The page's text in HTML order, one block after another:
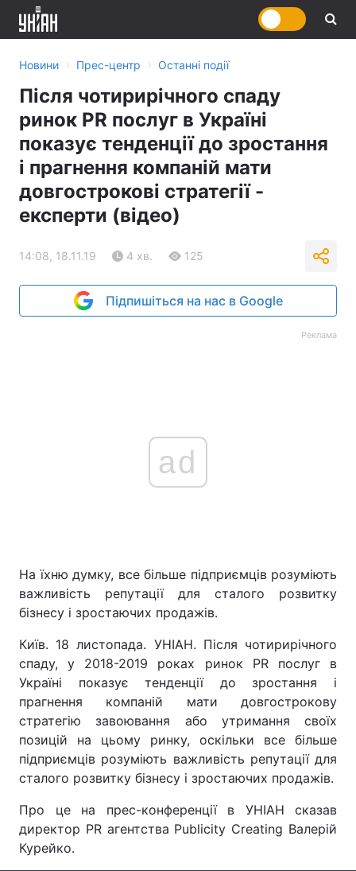
Головна Війна
Україна Політика
Економіка
Новини › Прес-центр › Останні події
Після чотирирічного спаду
ринок PR послуг в Україні
показує тенденції до зростання
і прагнення компаній мати
довгострокові стратегії -
експерти (відео)
14:08, 18.11.19 4 хв. 125
Підпишіться на нас в Google
Реклама
ad
На їхню думку, все більше підприємців розуміють
важливість репутації для сталого розвитку
бізнесу і зростаючих продажів.
Київ. 18 листопада. УНІАН. Після чотирирічного
спаду, у 2018-2019 роках ринок PR послуг в
Україні показує тенденції до зростання і
прагнення компаній мати довгострокову
стратегію завоювання або утримання своїх
позицій на цьому ринку, оскільки все більше
підприємців розуміють важливість репутації для
сталого розвитку бізнесу і зростаючих продажів.
Про це на прес-конференції в УНІАН сказав
директор PR агентства Publicity Creating Валерій
Курейко.